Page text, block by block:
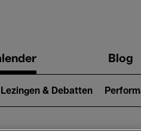
Blog
Lezingen & Debatten